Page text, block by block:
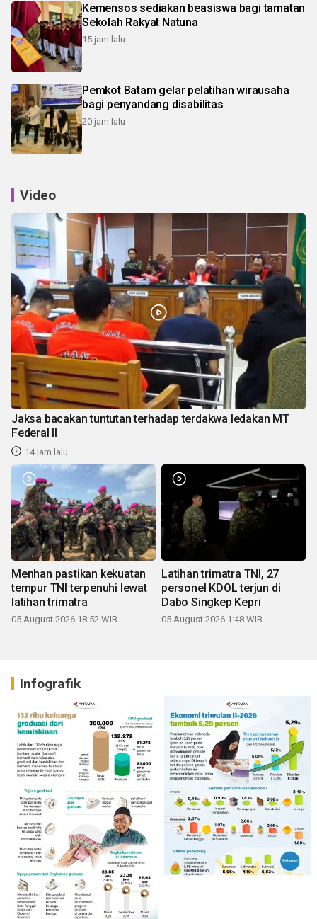
Kemensos sediakan beasiswa bagi tamatan
Sekolah Rakyat Natuna
15 jam lalu
Pemkot Batam gelar pelatihan wirausaha
bagi penyandang disabilitas
20 jam lalu
Video
Jaksa bacakan tuntutan terhadap terdakwa ledakan MT
Federal II
14 jam lalu
Menhan pastikan kekuatan
tempur TNI terpenuhi lewat
latihan trimatra
05 August 2026 18:52 WIB
Latihan trimatra TNI, 27
personel KDOL terjun di
Dabo Singkep Kepri
05 August 2026 1:48 WIB
Infografik